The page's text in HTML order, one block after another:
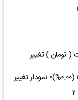
( تومان ) تغییر
هر کیلو ورق سیاه ۲ فولاد مبارکه رول ۱۲ ۵۱,۲۰۰ (۰.۰۰%)۰ نمودار تغییر